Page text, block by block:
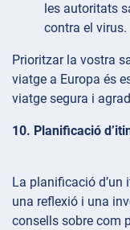
les autoritats
contra el virus.
Prioritzar la vostra
viatge a Europa és
viatge segura i
10. Planificació
La planificació d’un
una reflexió i una
consells sobre com